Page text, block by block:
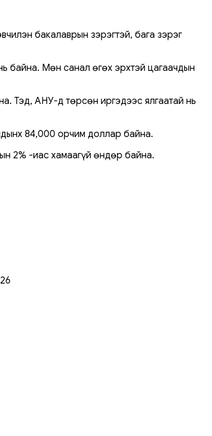
бакалаврын зэрэгтэй, бага зэрэг
байна. Мөн санал өгөх эрхтэй цагаачдын
Тэд, АНУ-д төрсөн иргэдээс ялгаатай нь
84,000 орчим доллар байна.
2% -иас хамаагүй өндөр байна.